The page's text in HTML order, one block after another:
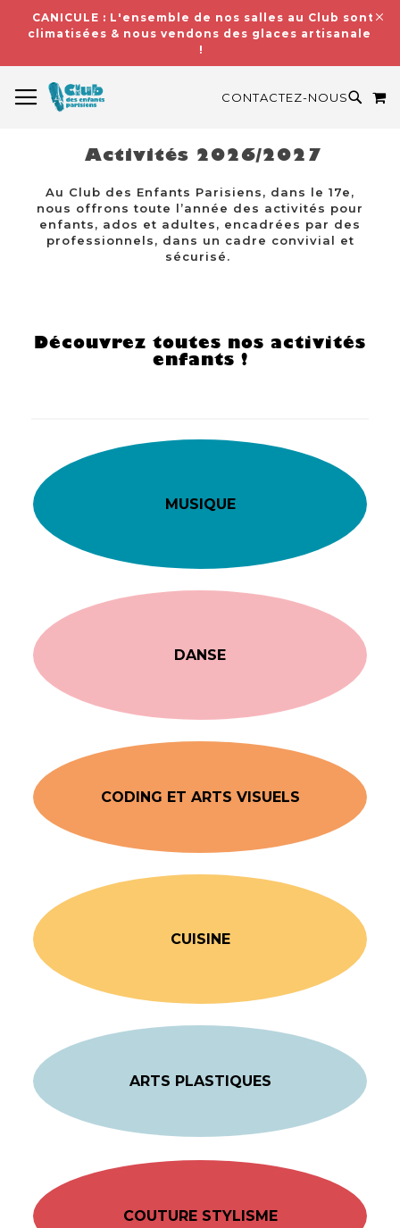
CANICULE : L'ensemble de nos salles au Club sont
climatisées & nous vendons des glaces artisanales
!
CONTACTEZ-NOUS
Activités 2026/2027
Au Club des Enfants Parisiens, dans le 17e,
nous offrons toute l’année des activités pour
enfants, ados et adultes, encadrées par des
professionnels, dans un cadre convivial et
sécurisé.
Découvrez toutes nos activités
enfants !
MUSIQUE
DANSE
CODING ET ARTS VISUELS
CUISINE
ARTS PLASTIQUES
COUTURE STYLISME